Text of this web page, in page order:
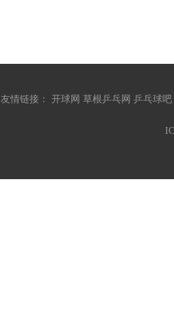
友情链接： 开球网 草根乒乓网 乒乓球吧